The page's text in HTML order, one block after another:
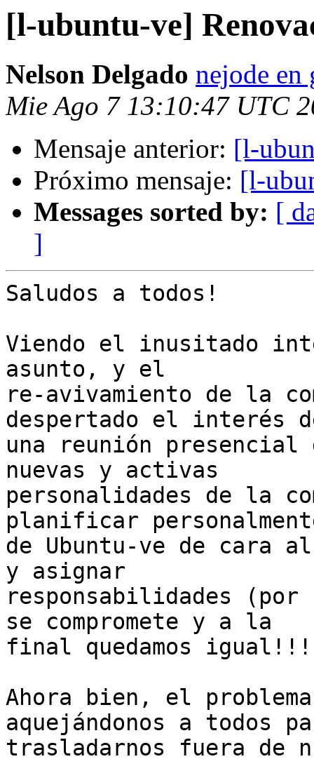
[l-ubuntu-ve]
Nelson Delgado nejode en
Mie Ago 7 13:10:47 UTC
Mensaje anterior: [l-
Próximo mensaje: [l-
Messages sorted by: [
]
Saludos a todos!
Viendo el inusitado
asunto, y el
re-avivamiento de la
despertado el interés
una reunión presencial
nuevas y activas
personalidades de la
planificar
de Ubuntu-ve de cara
y asignar
responsabilidades (por
se compromete y a la
final quedamos
Ahora bien, el
aquejándonos a todos
trasladarnos fuera de